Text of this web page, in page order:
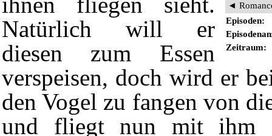
◄
Episoden:
Zeitraum:
Natürlich will er
diesen zum Essen
verspeisen, doch wird er
den Vogel zu fangen von
und fliegt nun mit ihm